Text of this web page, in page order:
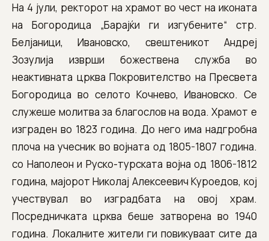
На 4 јули, ректорот на храмот во чест на иконата
на Богородица „Барајќи ги изгубените“ стр.
Белјаници, Ивановско, свештеникот Андреј
Зозулија изврши божествена служба во
неактивната црква Покровителство на Пресвета
Богородица во селото Кочнево, Ивановско. Се
служеше молитва за благослов на вода. Храмот е
изграден во 1823 година. До него има надгробна
плоча на учесник во војната од 1805-1807 година.
со Наполеон и Руско-турската војна од 1806-1812
година, мајорот Николај Алексеевич Куроедов, кој
учествувал во изградбата на овој храм.
Посредничката црква беше затворена во 1940
година. Локалните жители ги повикуваат сите да